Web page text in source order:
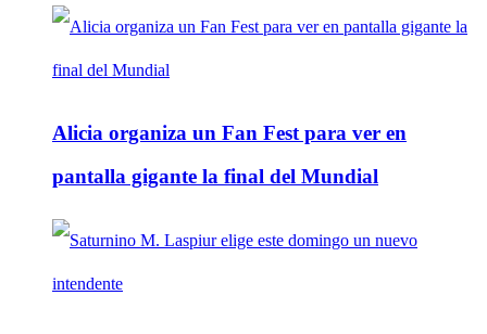
Alicia organiza un Fan Fest para ver en
pantalla gigante la final del Mundial